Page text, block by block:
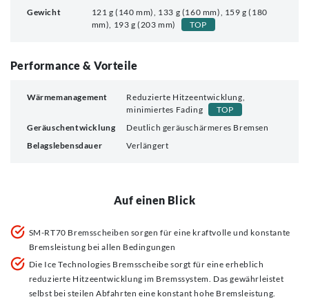
Gewicht
121 g (140 mm), 133 g (160 mm), 159 g (180
mm), 193 g (203 mm)
TOP
Performance & Vorteile
Wärmemanagement
Reduzierte Hitzeentwicklung,
minimiertes Fading
TOP
Geräuschentwicklung
Deutlich geräuschärmeres Bremsen
Belagslebensdauer
Verlängert
Auf einen Blick
SM-RT70 Bremsscheiben sorgen für eine kraftvolle und konstante
Bremsleistung bei allen Bedingungen
Die Ice Technologies Bremsscheibe sorgt für eine erheblich
reduzierte Hitzeentwicklung im Bremssystem. Das gewährleistet
selbst bei steilen Abfahrten eine konstant hohe Bremsleistung.